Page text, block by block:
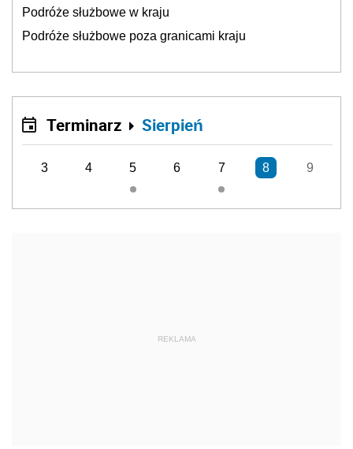
Podróże służbowe w kraju
Podróże służbowe poza granicami kraju
Terminarz Sierpień
3 4 5 6 7 8 9
REKLAMA